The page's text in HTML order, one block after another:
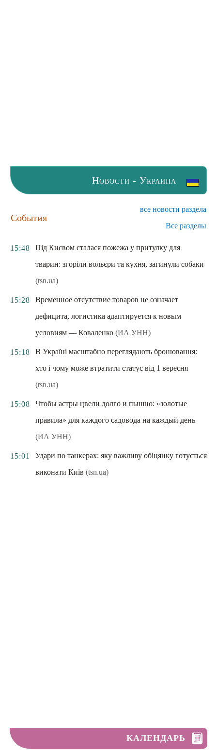
Новости - Украина
События
все новости раздела
Все разделы
15:48
Під Києвом сталася пожежа у притулку для
тварин: згоріли вольєри та кухня, загинули собаки
(tsn.ua)
15:28
Временное отсутствие товаров не означает
дефицита, логистика адаптируется к новым
условиям — Коваленко (ИА УНН)
15:18
В Україні масштабно переглядають бронювання:
хто і чому може втратити статус від 1 вересня
(tsn.ua)
15:08
Чтобы астры цвели долго и пышно: «золотые
правила» для каждого садовода на каждый день
(ИА УНН)
15:01
Удари по танкерах: яку важливу обіцянку готується
виконати Київ (tsn.ua)
КАЛЕНДАРЬ